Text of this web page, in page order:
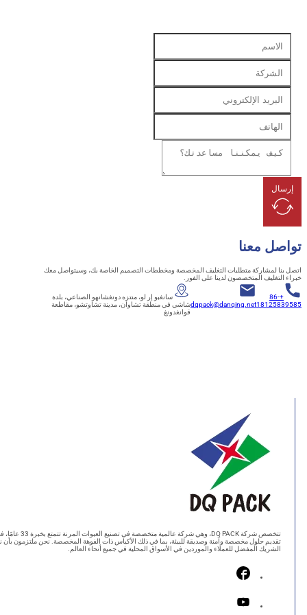
معنا
لمشاركة متطلبات التغليف المخصصة ومخططات التصميم الخاصة بك، وسيتواصل معك
المتخصصون لدينا على الفور.
+86-
dqpack@danqing.net
سانغبو إر لو، منتزه دونغشانهو الصناعي، بلدة
شاشي في منطقة تشاوان، مدينة تشاوتشو، مقاطعة
تتخصص شركة DQ PACK، وهي شركة عالمية متخصصة في تصنيع العبوات المرنة تتمتع بخبرة 33 عامًا، في
حلول مخصصة وآمنة وصديقة للبيئة، بما في ذلك الأكياس ذات الفوهة المخصصة. نحن ملتزمون بأن نكون
المفضل للعملاء والموردين في الأسواق المحلية في جميع أنحاء العالم.